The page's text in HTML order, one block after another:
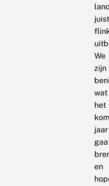
juist
We
zijn
wat
het
jaar
en